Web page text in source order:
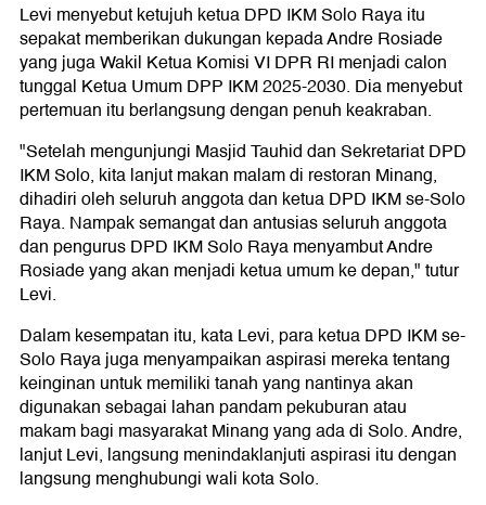
Levi menyebut ketujuh ketua DPD IKM Solo Raya itu
sepakat memberikan dukungan kepada Andre Rosiade
yang juga Wakil Ketua Komisi VI DPR RI menjadi calon
tunggal Ketua Umum DPP IKM 2025-2030. Dia menyebut
pertemuan itu berlangsung dengan penuh keakraban.
"Setelah mengunjungi Masjid Tauhid dan Sekretariat DPD
IKM Solo, kita lanjut makan malam di restoran Minang,
dihadiri oleh seluruh anggota dan ketua DPD IKM se-Solo
Raya. Nampak semangat dan antusias seluruh anggota
dan pengurus DPD IKM Solo Raya menyambut Andre
Rosiade yang akan menjadi ketua umum ke depan," tutur
Levi.
Dalam kesempatan itu, kata Levi, para ketua DPD IKM se-
Solo Raya juga menyampaikan aspirasi mereka tentang
keinginan untuk memiliki tanah yang nantinya akan
digunakan sebagai lahan pandam pekuburan atau
makam bagi masyarakat Minang yang ada di Solo. Andre,
lanjut Levi, langsung menindaklanjuti aspirasi itu dengan
langsung menghubungi wali kota Solo.